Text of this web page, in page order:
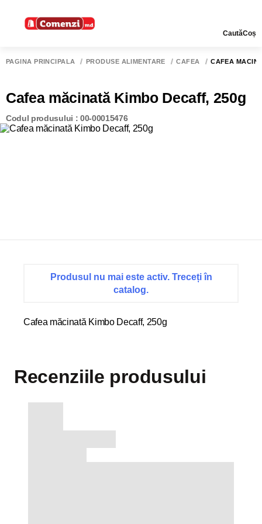
CautăCoș
PAGINA PRINCIPALĂ PRODUSE ALIMENTARE CAFEA CAFEA
Cafea măcinată Kimbo Decaff, 250g
Codul produsului : 00-00015476
Produsul nu mai este activ. Treceți în
catalog.
Cafea măcinată Kimbo Decaff, 250g
Recenziile produsului